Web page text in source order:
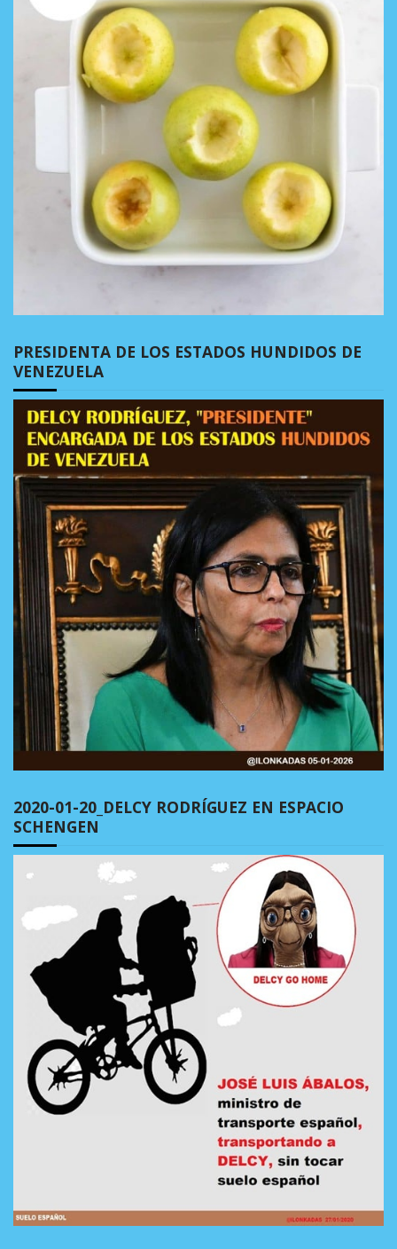
PRESIDENTA DE LOS ESTADOS HUNDIDOS DE
VENEZUELA
2020-01-20_DELCY RODRÍGUEZ EN ESPACIO
SCHENGEN